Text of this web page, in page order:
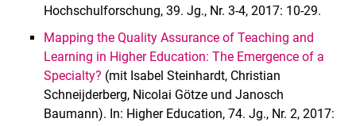
Hochschulforschung, 39. Jg., Nr. 3-4, 2017: 10-29.
Mapping the Quality Assurance of Teaching and
Learning in Higher Education: The Emergence of a
Specialty? (mit Isabel Steinhardt, Christian
Schneijderberg, Nicolai Götze und Janosch
Baumann). In: Higher Education, 74. Jg., Nr. 2, 2017: